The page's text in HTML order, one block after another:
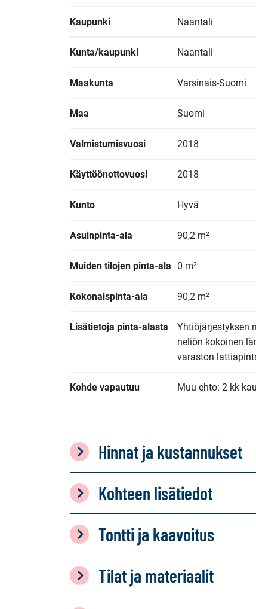
Kaupunki Naantali
Kunta/kaupunki Naantali
Maakunta Varsinais-Suomi
Maa Suomi
Valmistumisvuosi 2018
Käyttöönottovuosi 2018
Kunto Hyvä
Asuinpinta-ala 90,2 m²
Muiden tilojen pinta-ala 0 m²
Kokonaispinta-ala 90,2 m²
Lisätietoja pinta-alasta
Yhtiöjärjestyksen
neliön kokoinen
varaston
Kohde vapautuu Muu ehto: 2 kk
Hinnat ja kustannukset
Kohteen lisätiedot
Tontti ja kaavoitus
Tilat ja materiaalit